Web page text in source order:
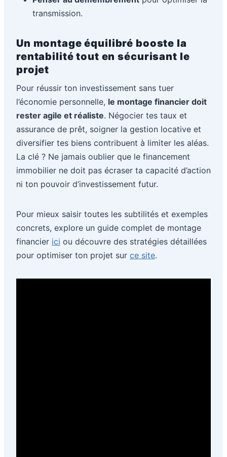
transmission.
Un montage équilibré booste la
rentabilité tout en sécurisant le
projet
Pour réussir ton investissement sans tuer
l’économie personnelle, le montage financier doit
rester agile et réaliste. Négocier tes taux et
assurance de prêt, soigner la gestion locative et
diversifier tes biens contribuent à limiter les aléas.
La clé ? Ne jamais oublier que le financement
immobilier ne doit pas écraser ta capacité d’action
ni ton pouvoir d’investissement futur.
Pour mieux saisir toutes les subtilités et exemples
concrets, explore un guide complet de montage
financier ici ou découvre des stratégies détaillées
pour optimiser ton projet sur ce site.